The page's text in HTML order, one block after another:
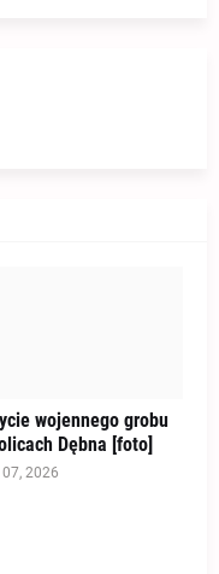
wojennego grobu
Dębna [foto]
07, 2026